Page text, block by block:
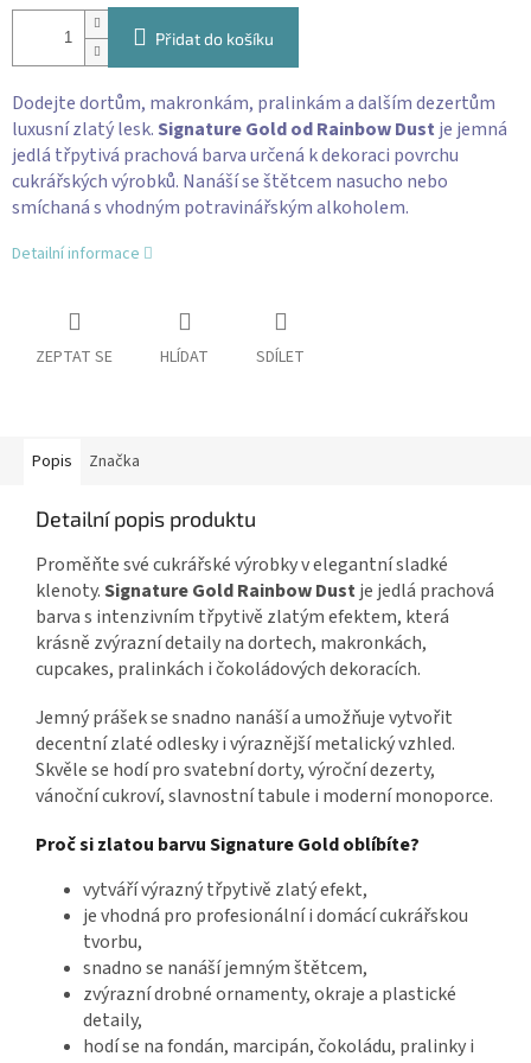
Přidat do košíku
Dodejte dortům, makronkám, pralinkám a dalším dezertům
luxusní zlatý lesk.Signature Gold od Rainbow Dust je jemná
jedlá třpytivá prachová barva určená k dekoraci povrchu
cukrářských výrobků. Nanáší se štětcem nasucho nebo
smíchaná s vhodným potravinářským alkoholem.
Detailní informace
ZEPTAT SE HLÍDAT SDÍLET
Popis Značka
Detailní popis produktu
Proměňte své cukrářské výrobky v elegantní sladké
klenoty.Signature Gold Rainbow Dustje jedlá prachová
barva s intenzivním třpytivě zlatým efektem, která
krásně zvýrazní detaily na dortech, makronkách,
cupcakes, pralinkách i čokoládových dekoracích.
Jemný prášek se snadno nanáší a umožňuje vytvořit
decentní zlaté odlesky i výraznější metalický vzhled.
Skvěle se hodí pro svatební dorty, výroční dezerty,
vánoční cukroví, slavnostní tabule i moderní monoporce.
Proč si zlatou barvu Signature Gold oblíbíte?
vytváří výrazný třpytivě zlatý efekt,
je vhodná pro profesionální i domácí cukrářskou
tvorbu,
snadno se nanáší jemným štětcem,
zvýrazní drobné ornamenty, okraje a plastické
detaily,
hodí se na fondán, marcipán, čokoládu, pralinky i